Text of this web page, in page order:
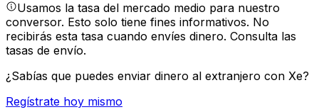
Usamos la tasa del mercado medio para nuestro
conversor. Esto solo tiene fines informativos. No
recibirás esta tasa cuando envíes dinero. Consulta las
tasas de envío.
¿Sabías que puedes enviar dinero al extranjero con Xe?
Regístrate hoy mismo